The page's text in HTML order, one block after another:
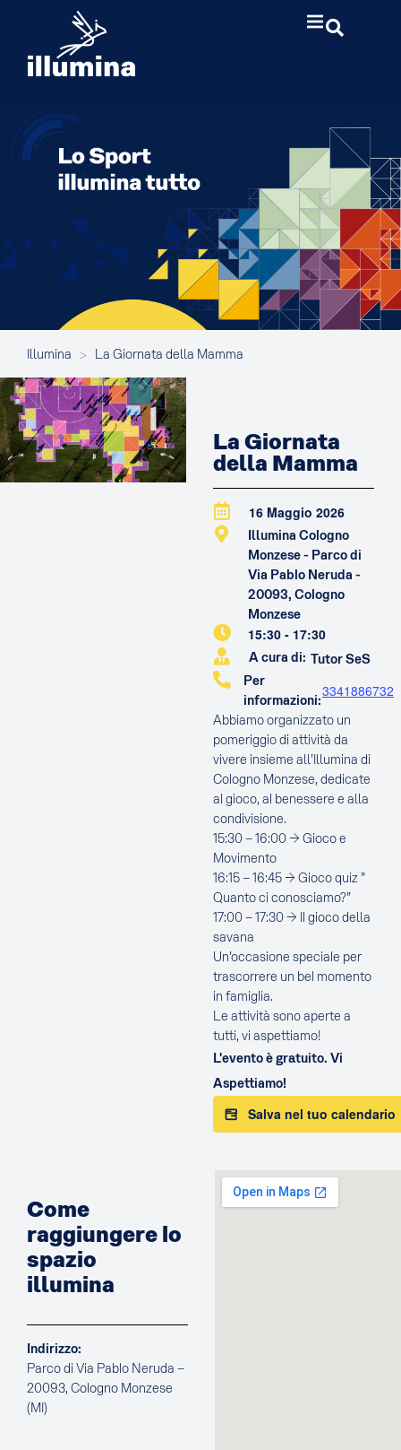
Illumina > La Giornata della Mamma
La Giornata
della Mamma
16 Maggio 2026
Illumina Cologno
Monzese - Parco di
Via Pablo Neruda -
20093, Cologno
Monzese
15:30 - 17:30
A cura di: Tutor SeS
Per
informazioni:
3341886732
Abbiamo organizzato un
pomeriggio di attività da
vivere insieme all’Illumina di
Cologno Monzese, dedicate
al gioco, al benessere e alla
condivisione.
15:30 – 16:00 → Gioco e
Movimento
16:15 – 16:45 → Gioco quiz ”
Quanto ci conosciamo?”
17:00 – 17:30 → Il gioco della
savana
Un’occasione speciale per
trascorrere un bel momento
in famiglia.
Le attività sono aperte a
tutti, vi aspettiamo!
L'evento è gratuito. Vi
Aspettiamo!
Salva nel tuo calendario
Come
raggiungere lo
spazio
illumina
Indirizzo:
Parco di Via Pablo Neruda –
20093, Cologno Monzese
(MI)